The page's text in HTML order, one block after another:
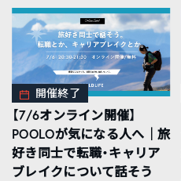
開催終了
【7/6オンライン開催】
POOLOが気になる人へ｜旅
好き同士で転職・キャリア
ブレイクについて話そう